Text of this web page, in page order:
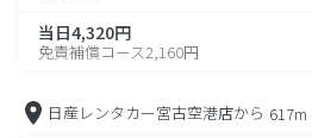
当日4,320円
免責補償コース2,160円
日産レンタカー宮古空港店から 617m